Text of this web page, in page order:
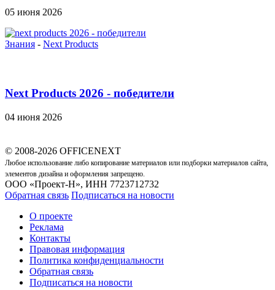
05 июня 2026
Знания - Next Products
Next Products 2026 - победители
04 июня 2026
© 2008-2026 OFFICENEXT
Любое использование либо копирование материалов или подборки материалов сайта,
элементов дизайна и оформления запрещено.
ООО «Проект-Н», ИНН 7723712732
Обратная связь Подписаться на новости
О проекте
Реклама
Контакты
Правовая информация
Политика конфиденциальности
Обратная связь
Подписаться на новости